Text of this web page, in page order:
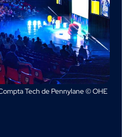
Tech de Pennylane © OHE